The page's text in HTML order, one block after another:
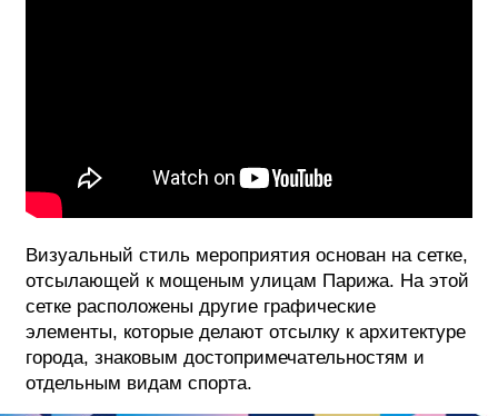
Визуальный стиль мероприятия основан на сетке,
отсылающей к мощеным улицам Парижа. На этой
сетке расположены другие графические
элементы, которые делают отсылку к архитектуре
города, знаковым достопримечательностям и
отдельным видам спорта.